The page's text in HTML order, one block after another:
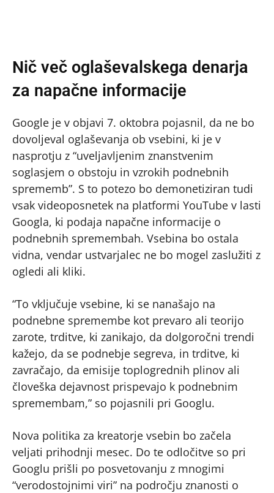
Nič več oglaševalskega denarja
za napačne informacije
Google je v objavi 7. oktobra pojasnil, da ne bo
dovoljeval oglaševanja ob vsebini, ki je v
nasprotju z “uveljavljenim znanstvenim
soglasjem o obstoju in vzrokih podnebnih
sprememb”. S to potezo bo demonetiziran tudi
vsak videoposnetek na platformi YouTube v lasti
Googla, ki podaja napačne informacije o
podnebnih spremembah. Vsebina bo ostala
vidna, vendar ustvarjalec ne bo mogel zaslužiti z
ogledi ali kliki.
“To vključuje vsebine, ki se nanašajo na
podnebne spremembe kot prevaro ali teorijo
zarote, trditve, ki zanikajo, da dolgoročni trendi
kažejo, da se podnebje segreva, in trditve, ki
zavračajo, da emisije toplogrednih plinov ali
človeška dejavnost prispevajo k podnebnim
spremembam,” so pojasnili pri Googlu.
Nova politika za kreatorje vsebin bo začela
veljati prihodnji mesec. Do te odločitve so pri
Googlu prišli po posvetovanju z mnogimi
“verodostojnimi viri” na področju znanosti o